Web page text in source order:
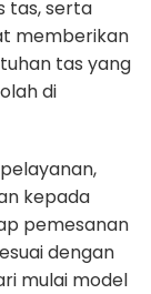
tas, serta
memberikan
tas yang
di
kepada
pemesanan
dengan
mulai model